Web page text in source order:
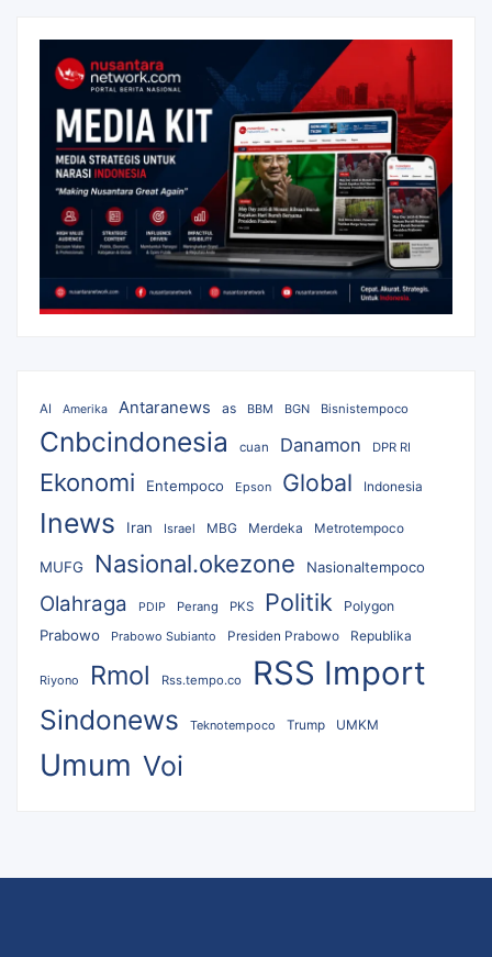
AI Amerika Antaranews as BBM BGN Bisnistempoco
Cnbcindonesia cuan Danamon DPR RI
Ekonomi Entempoco Epson Global Indonesia
Inews Iran Israel MBG Merdeka Metrotempoco
MUFG Nasional.okezone Nasionaltempoco
Olahraga PDIP Perang PKS Politik Polygon
Prabowo Prabowo Subianto Presiden Prabowo Republika
Riyono Rmol Rss.tempo.co RSS Import
Sindonews Teknotempoco Trump UMKM
Umum Voi